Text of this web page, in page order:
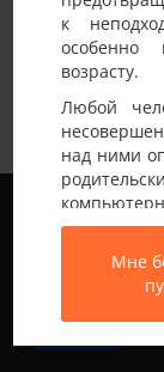
к
особенно
возрасту.
Любой
над ними
установку
чтобы
контенту.
Мне
Город
Немного о себе:
Все
Свинг
Мы
наилучшее
Подробнее
используем,